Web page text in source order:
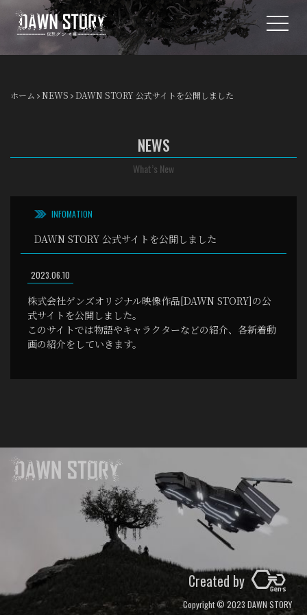
ホーム NEWS DAWN STORY 公式サイトを公開しました
NEWS
What’s New
INFOMATION
DAWN STORY 公式サイトを公開しました
2023.06.10
株式会社ゲンズオリジナル映像作品[DAWN STORY]の公
式サイトを公開しました。
このサイトでは物語やキャラクターなどの紹介、各新着動
画の紹介をしていきます。
Created by
Copyright © 2023 DAWN STORY